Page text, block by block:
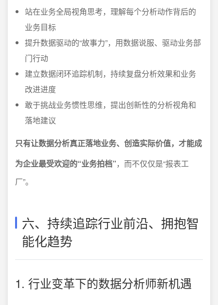
站在业务全局视角思考，理解每个分析动作背后的
业务目标
提升数据驱动的“故事力”，用数据说服、驱动业务部
门行动
建立数据闭环追踪机制，持续复盘分析效果和业务
改进进度
敢于挑战业务惯性思维，提出创新性的分析视角和
落地建议
只有让数据分析真正落地业务、创造实际价值，才能成
为企业最受欢迎的“业务拍档”，而不仅仅是“报表工
厂”。
六、持续追踪行业前沿、拥抱智
能化趋势
1. 行业变革下的数据分析师新机遇